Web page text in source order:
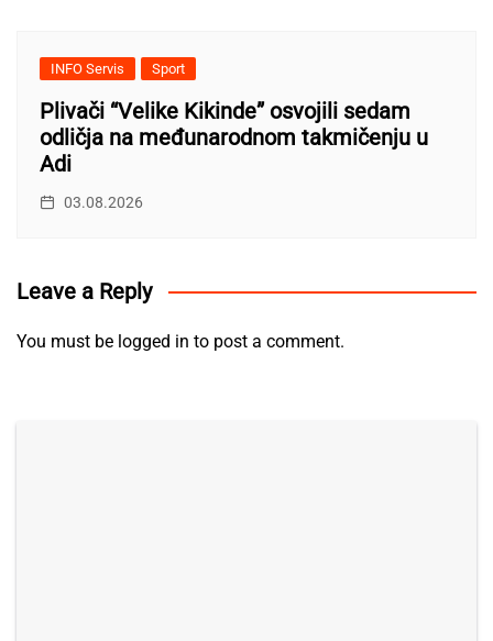
INFO Servis Sport
Plivači “Velike Kikinde” osvojili sedam
odličja na međunarodnom takmičenju u
Adi
03.08.2026
Leave a Reply
You must be logged in to post a comment.